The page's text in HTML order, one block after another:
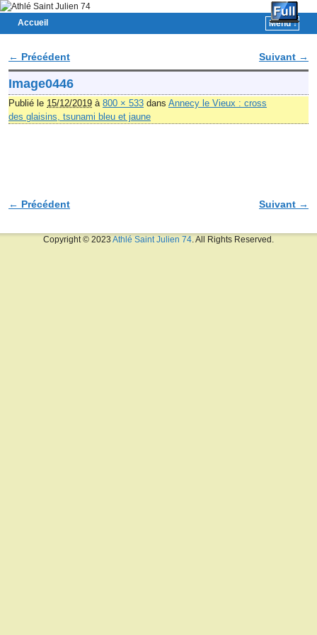
Accueil
Menu ↓
Navigation des images
← Précédent Suivant →
Image0446
Publié le 15/12/2019 à 800 × 533 dans Annecy le Vieux : cross
des glaisins, tsunami bleu et jaune
Navigation des images
← Précédent Suivant →
Copyright © 2023 Athlé Saint Julien 74 . All Rights Reserved.